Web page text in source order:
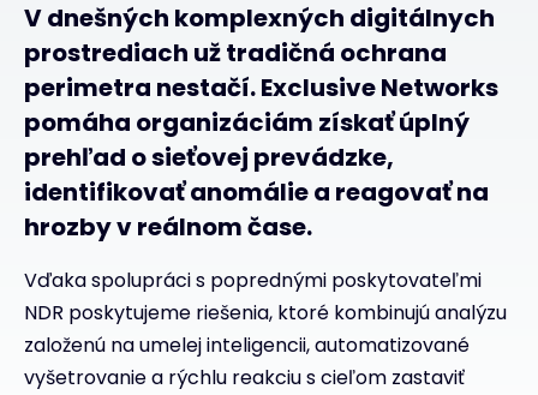
V dnešných komplexných digitálnych
prostrediach už tradičná ochrana
perimetra nestačí. Exclusive Networks
pomáha organizáciám získať úplný
prehľad o sieťovej prevádzke,
identifikovať anomálie a reagovať na
hrozby v reálnom čase.
Vďaka spolupráci s poprednými poskytovateľmi
NDR poskytujeme riešenia, ktoré kombinujú analýzu
založenú na umelej inteligencii, automatizované
vyšetrovanie a rýchlu reakciu s cieľom zastaviť